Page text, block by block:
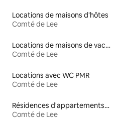
Locations de maisons d'hôtes
Comté de Lee
Locations de maisons de vacances
Comté de Lee
Locations avec WC PMR
Comté de Lee
Résidences d'appartements en location
Comté de Lee